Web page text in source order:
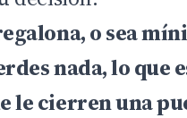
o sea
nada, lo que
le cierren una